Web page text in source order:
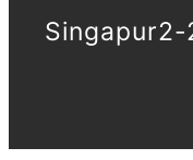
Singapur2-